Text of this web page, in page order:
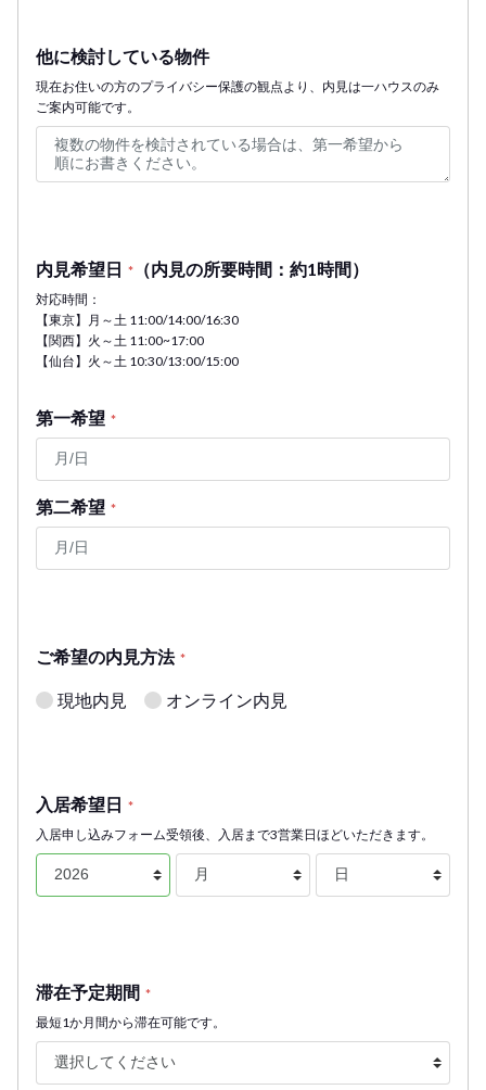
他に検討している物件
現在お住いの方のプライバシー保護の観点より、内見は一ハウスのみ
ご案内可能です。
内見希望日 * （内見の所要時間：約1時間）
対応時間：
【東京】月～土 11:00/14:00/16:30
【関西】火～土 11:00~17:00
【仙台】火～土 10:30/13:00/15:00
第一希望 *
第二希望 *
ご希望の内見方法 *
現地内見 オンライン内見
入居希望日 *
入居申し込みフォーム受領後、入居まで3営業日ほどいただきます。
滞在予定期間 *
最短1か月間から滞在可能です。